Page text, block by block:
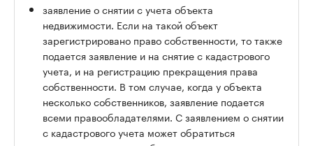
заявление о снятии с учета объекта
недвижимости. Если на такой объект
зарегистрировано право собственности, то также
подается заявление и на снятие с кадастрового
учета, и на регистрацию прекращения права
собственности. В том случае, когда у объекта
несколько собственников, заявление подается
всеми правообладателями. С заявлением о снятии
с кадастрового учета может обратиться